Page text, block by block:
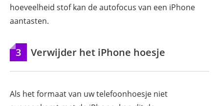
hoeveelheid stof kan de autofocus van een iPhone
aantasten.
3 Verwijder het iPhone hoesje
Als het formaat van uw telefoonhoesje niet